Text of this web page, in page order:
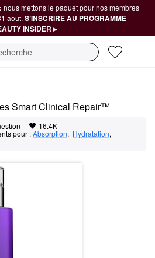
nous mettons le paquet pour nos membres
août. S’INSCRIRE AU PROGRAMME
INSIDER ▸
Smart Clinical Repair™
| 16.4K
pour :Absorption, Hydratation,